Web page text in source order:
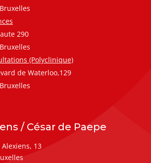
290
(Polyclinique)
de Waterloo,129
/ César de Paepe
13